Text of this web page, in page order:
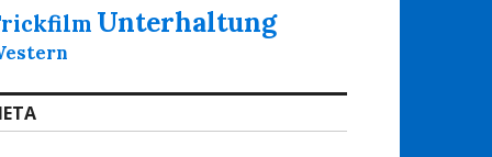
Unterhaltung